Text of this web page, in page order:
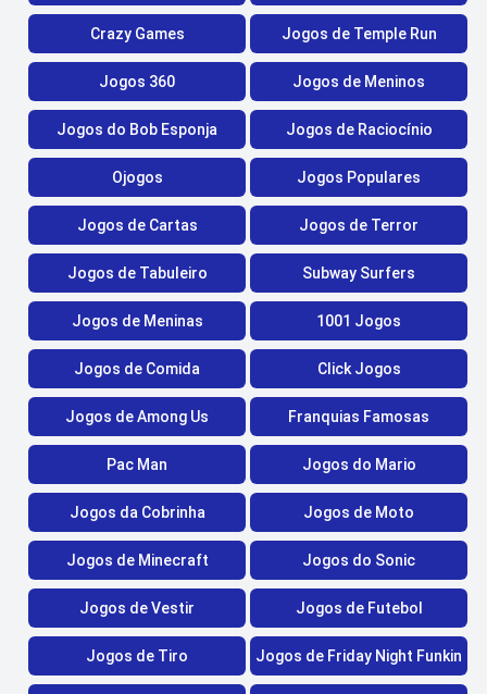
Crazy Games Jogos de Temple Run
Jogos 360 Jogos de Meninos
Jogos do Bob Esponja Jogos de Raciocínio
Ojogos Jogos Populares
Jogos de Cartas Jogos de Terror
Jogos de Tabuleiro Subway Surfers
Jogos de Meninas 1001 Jogos
Jogos de Comida Click Jogos
Jogos de Among Us Franquias Famosas
Pac Man Jogos do Mario
Jogos da Cobrinha Jogos de Moto
Jogos de Minecraft Jogos do Sonic
Jogos de Vestir Jogos de Futebol
Jogos de Tiro Jogos de Friday Night Funkin